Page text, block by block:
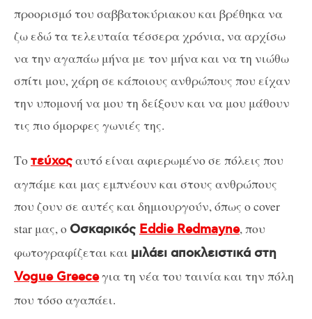
προορισμό του σαββατοκύριακου και βρέθηκα να
ζω εδώ τα τελευταία τέσσερα χρόνια, να αρχίσω
να την αγαπάω μήνα με τον μήνα και να τη νιώθω
σπίτι μου, χάρη σε κάποιους ανθρώπους που είχαν
την υπομονή να μου τη δείξουν και να μου μάθουν
τις πιο όμορφες γωνιές της.
Τοτεύχοςαυτό είναι αφιερωμένο σε πόλεις που
αγπάμε και μας εμπνέουν και στους ανθρώπους
που ζουν σε αυτές και δημιουργούν, όπως ο cover
star μας, ο Οσκαρικός Eddie Redmayne, που
φωτογραφίζεται και μιλάει αποκλειστικά στη
Vogue Greeceγια τη νέα του ταινία και την πόλη
που τόσο αγαπάει.